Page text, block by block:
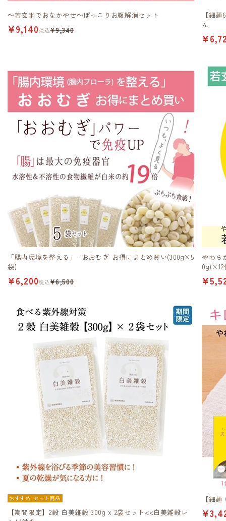
～若玄米でおなかやせ～ぽっこりお腹解消セット
¥9,140税込¥9,340
【細
ん
「腸内環境を整える」 -おおむぎ-お得にまとめ買い(300g×5
袋)
¥6,200税込¥6,500
やわら
0g)×12
おすすめ セット商品
【期間限定】2穀 白美雑穀 300g x 2袋セット<<白美雑穀レ
【細